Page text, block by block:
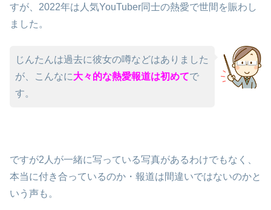
すが、2022年は人気YouTuber同士の熱愛で世間を賑わし
ました。
じんたんは過去に彼女の噂などはありました
が、こんなに大々的な熱愛報道は初めてで
す。
ですが2人が一緒に写っている写真があるわけでもなく、
本当に付き合っているのか・報道は間違いではないのかと
いう声も。